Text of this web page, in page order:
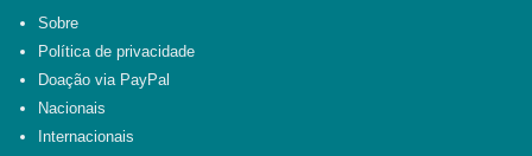
Sobre
Política de privacidade
Doação via PayPal
Nacionais
Internacionais